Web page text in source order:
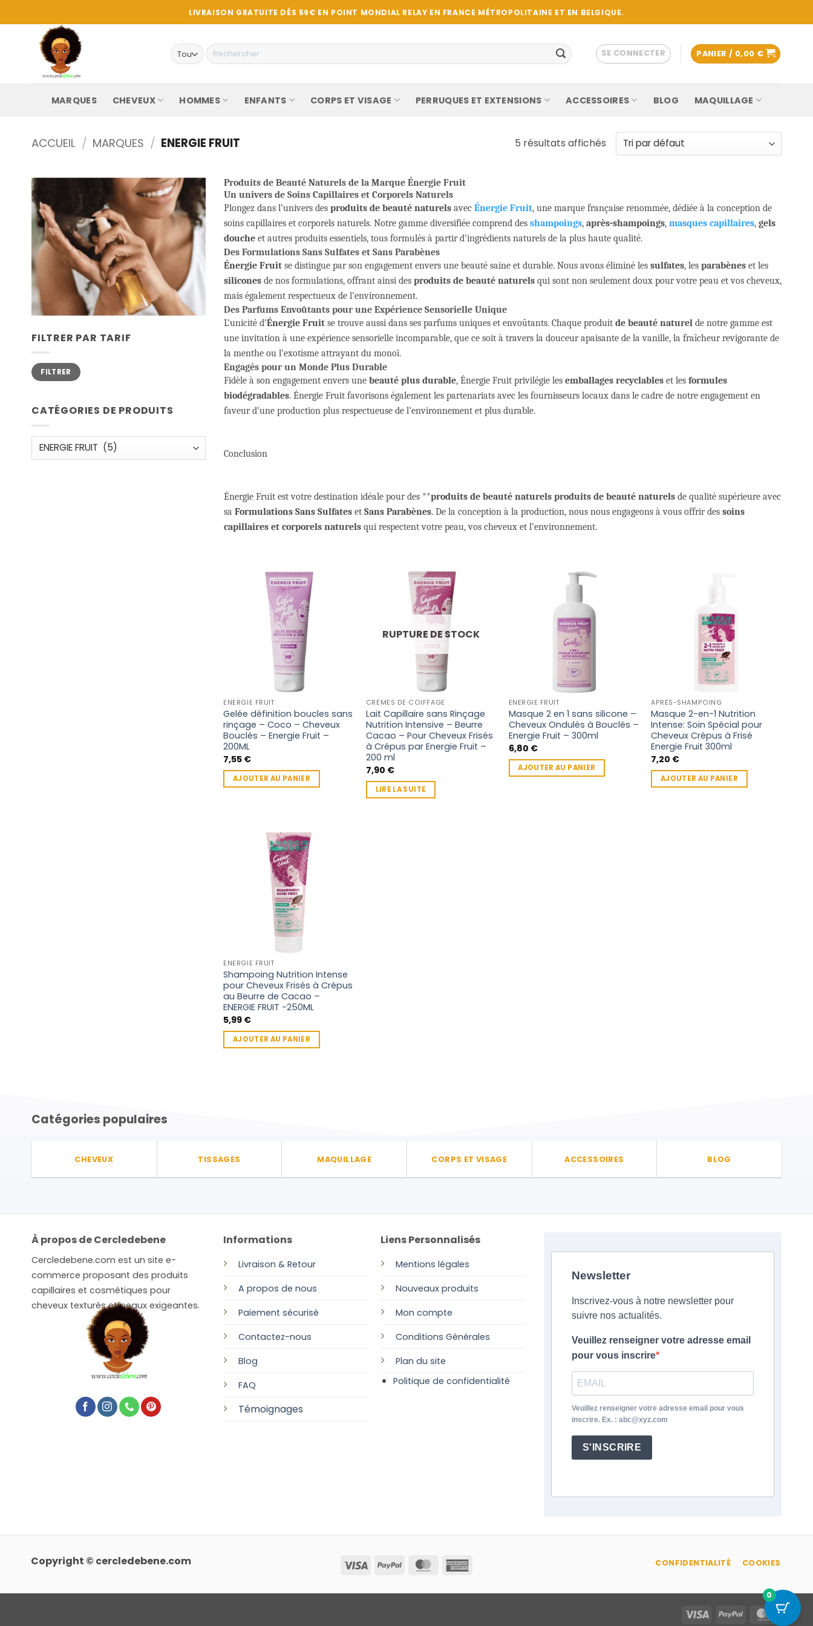
au
LIVRAISON GRATUITE DÈS 59€ EN POINT MONDIAL RELAY EN FRANCE MÉTROPOLITAINE ET EN BELGIQUE.
Recherche
pour :
SE CONNECTER PANIER / 0,00 €
MARQUES CHEVEUX HOMMES ENFANTS CORPS ET VISAGE PERRUQUES ET EXTENSIONS ACCESSOIRES BLOG MAQUILLAGE
ACCUEIL / MARQUES / ENERGIE FRUIT 5 résultats affichés
FILTRER PAR TARIF
Prix
min
Prix
maxFILTRER
CATÉGORIES DE PRODUITS
Produits de Beauté Naturels de la Marque Énergie Fruit
Un univers de Soins Capillaires et Corporels Naturels
Plongez dans l’univers desproduits de beauté naturelsavec Énergie Fruit, une marque française renommée, dédiée à la conception de
soins capillaires et corporels naturels. Notre gamme diversifiée comprend des shampoings, après-shampoings, masques capillaires, gels
doucheet autres produits essentiels, tous formulés à partir d’ingrédients naturels de la plus haute qualité.
Des Formulations Sans Sulfates et Sans Parabènes
Énergie Fruitse distingue par son engagement envers une beauté saine et durable. Nous avons éliminé les sulfates, les parabèneset les
siliconesde nos formulations, offrant ainsi des produits de beauté naturelsqui sont non seulement doux pour votre peau et vos cheveux,
mais également respectueux de l’environnement.
Des Parfums Envoûtants pour une Expérience Sensorielle Unique
L’unicité d’Énergie Fruitse trouve aussi dans ses parfums uniques et envoûtants. Chaque produit de beauté naturelde notre gamme est
une invitation à une expérience sensorielle incomparable, que ce soit à travers la douceur apaisante de la vanille, la fraîcheur revigorante de
la menthe ou l’exotisme attrayant du monoï.
Engagés pour un Monde Plus Durable
Fidèle à son engagement envers une beauté plus durable, Énergie Fruit privilégie les emballages recyclableset les formules
biodégradables. Énergie Fruit favorisons également les partenariats avec les fournisseurs locaux dans le cadre de notre engagement en
faveur d’une production plus respectueuse de l’environnement et plus durable.
Conclusion
Énergie Fruit est votre destination idéale pour des **produits de beauté naturels produits de beauté naturelsde qualité supérieure avec
sa Formulations Sans Sulfateset Sans Parabènes. De la conception à la production, nous nous engageons à vous offrir des soins
capillaires et corporels naturelsqui respectent votre peau, vos cheveux et l’environnement.
ENERGIE FRUIT
Gelée définition boucles sans
rinçage – Coco – Cheveux
Bouclés – Energie Fruit –
200ML
7,55 €
AJOUTER AU PANIER
RUPTURE DE STOCK
CRÈMES DE COIFFAGE
Lait Capillaire sans Rinçage
Nutrition Intensive – Beurre
Cacao – Pour Cheveux Frisés
à Crépus par Energie Fruit –
200 ml
7,90 €
LIRE LA SUITE
ENERGIE FRUIT
Masque 2 en 1 sans silicone –
Cheveux Ondulés à Bouclés –
Energie Fruit – 300ml
6,80 €
AJOUTER AU PANIER
APRÈS-SHAMPOING
Masque 2-en-1 Nutrition
Intense: Soin Spécial pour
Cheveux Crépus à Frisé
Energie Fruit 300ml
7,20 €
AJOUTER AU PANIER
ENERGIE FRUIT
Shampoing Nutrition Intense
pour Cheveux Frisés à Crépus
au Beurre de Cacao –
ENERGIE FRUIT -250ML
5,99 €
AJOUTER AU PANIER
Catégories populaires
CHEVEUX TISSAGES MAQUILLAGE CORPS ET VISAGE ACCESSOIRES BLOG
À propos de Cercledebene
Cercledebene.com est un site e-
commerce proposant des produits
capillaires et cosmétiques pour
cheveux texturés et peaux exigeantes.
Informations
Livraison & Retour
A propos de nous
Paiement sécurisé
Contactez-nous
Blog
FAQ
Témoignages
Liens Personnalisés
Mentions légales
Nouveaux produits
Mon compte
Conditions Générales
Plan du site
Politique de confidentialité
Newsletter
Inscrivez-vous à notre newsletter pour
suivre nos actualités.
Veuillez renseigner votre adresse email
pour vous inscrire
Veuillez renseigner votre adresse email pour vous
inscrire. Ex. : abc@xyz.com
S'INSCRIRE
Copyright © cercledebene.com Visa PayPal MasterCardAmerican
CONFIDENTIALITÉ COOKIES
Visa PayPal
0